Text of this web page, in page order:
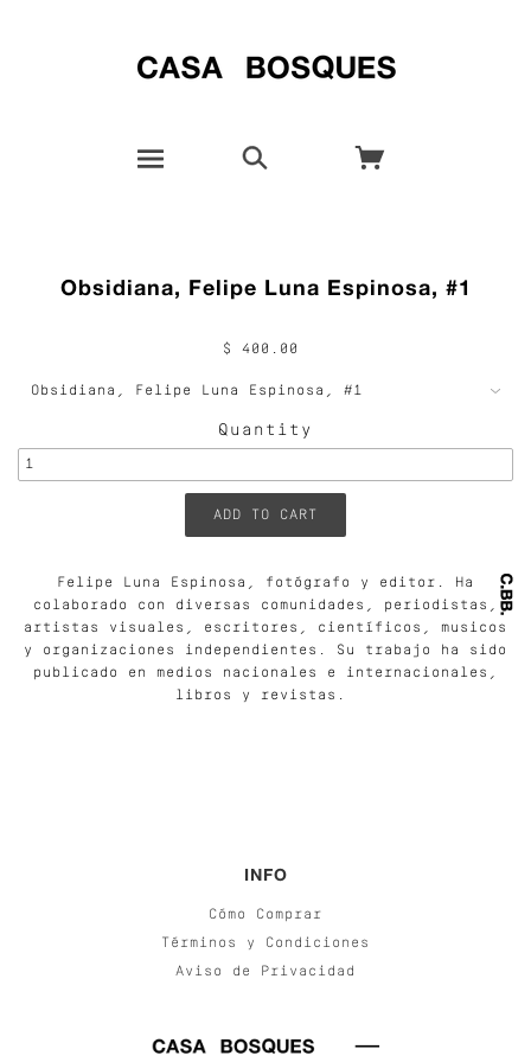
Obsidiana, Felipe Luna Espinosa, #1
$ 400.00
Quantity
Felipe Luna Espinosa, fotógrafo y editor. Ha
colaborado con diversas comunidades, periodistas,
artistas visuales, escritores, científicos, musicos
y organizaciones independientes. Su trabajo ha sido
publicado en medios nacionales e internacionales,
libros y revistas.
INFO
Cómo Comprar
Términos y Condiciones
Aviso de Privacidad